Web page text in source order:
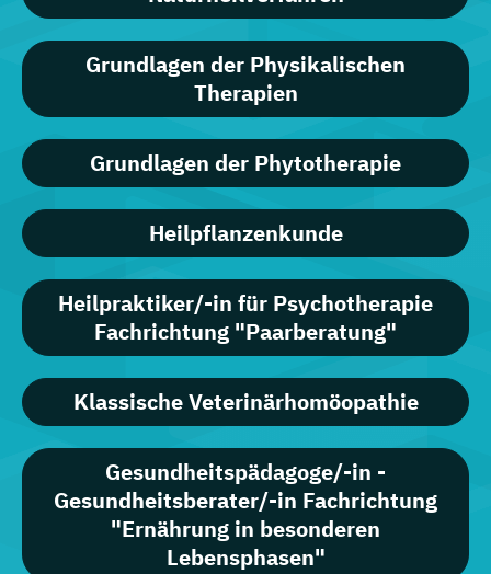
Grundlagen der Physikalischen
Therapien
Grundlagen der Phytotherapie
Heilpflanzenkunde
Heilpraktiker/-in für Psychotherapie
Fachrichtung "Paarberatung"
Klassische Veterinärhomöopathie
Gesundheitspädagoge/-in -
Gesundheitsberater/-in Fachrichtung
"Ernährung in besonderen
Lebensphasen"